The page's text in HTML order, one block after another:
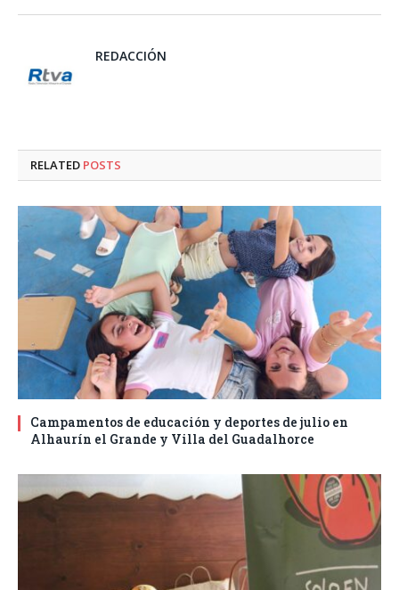
REDACCIÓN
RELATED POSTS
Campamentos de educación y deportes de julio en
Alhaurín el Grande y Villa del Guadalhorce